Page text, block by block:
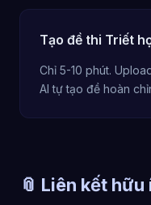
Tạo đề thi Triết
Chỉ 5-10 phút.
AI tự tạo đề hoàn
📎 Liên kết hữu